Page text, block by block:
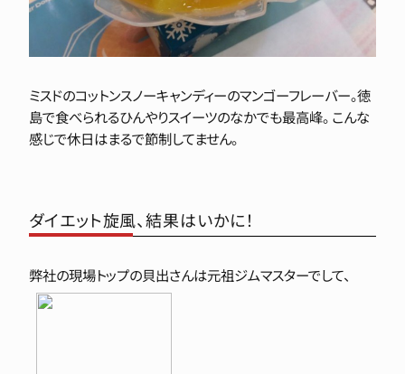
ミスドのコットンスノーキャンディーのマンゴーフレーバー。徳
島で食べられるひんやりスイーツのなかでも最高峰。 こんな
感じで休日はまるで節制してません。
ダイエット旋風、結果はいかに！
弊社の現場トップの貝出さんは元祖ジムマスターでして、